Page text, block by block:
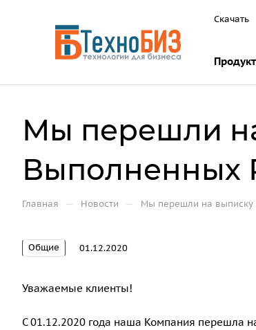
Скачать
Мы перешли
Выполненных
Главная — Новости — Мы перешли на выписку
Общие 01.12.2020
Уважаемые клиенты!
С 01.12.2020 года наша Компания перешла